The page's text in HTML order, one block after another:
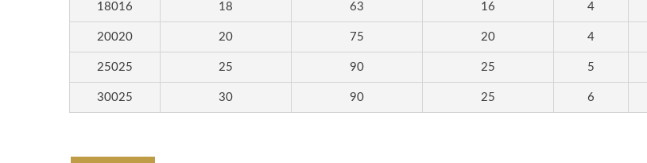
18016 18 63 16 4
20020 20 75 20 4
25025 25 90 25 5
30025 30 90 25 6